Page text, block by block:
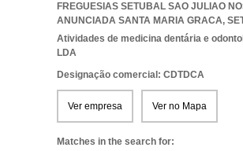
FREGUESIAS SETUBAL SAO JULIAO
ANUNCIADA SANTA MARIA GRACA,
Atividades de medicina dentária e
LDA
Designação comercial: CDTDCA
Ver empresa Ver no Mapa
Matches in the search for: